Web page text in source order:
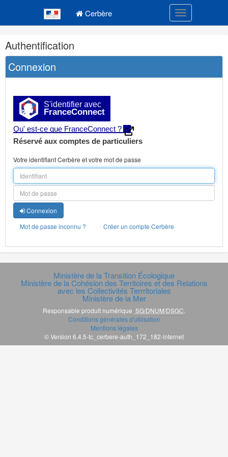
Cerbère Toggle
Navigation
et
outils
annexes
Authentification
Connexion
S'identifier avec
FranceConnect
Qu' est-ce que FranceConnect ?
Réservé aux comptes de particuliers
Votre identifiant Cerbère et votre mot de passe
Connexion
Mot de passe inconnu ?
Créer un compte Cerbère
Ministère de la Transition Écologique
Ministère de la Cohésion des Territoires et des Relations
avec les Collectivités Terrritoriales
Ministère de la Mer
Responsable produit numérique SG/DNUM/DSGC.
Conditions générales d'utilisation
Mentions légales
© Version 6.4.5-tc_cerbere-auth_172_182-internet